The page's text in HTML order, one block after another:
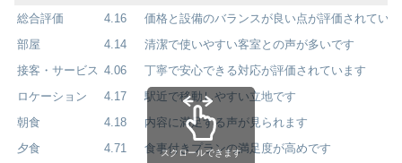
総合評価
4.16
価格と設備のバランスが良い点が評価されてい
部屋
4.14
清潔で使いやすい客室との声が多いです
接客・サービス 4.06
丁寧で安心できる対応が評価されています
ロケーション
4.17
駅近で移動しやすい立地です
朝食
4.18
内容に満足する声が見られます
夕食
4.71
食事付きプランの満足度が高めです
スクロールできます